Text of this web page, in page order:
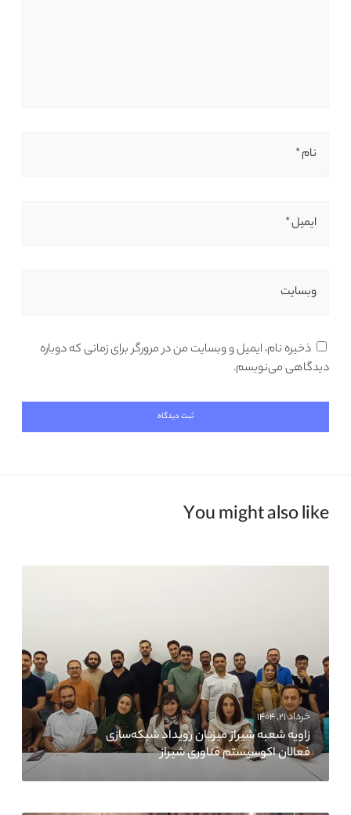
نام *
ایمیل *
وبسایت
ذخیره نام، ایمیل و وبسایت من در مرورگر برای زمانی که دوباره
دیدگاهی می‌نویسم.
You might also like
خرداد ۲۱, ۱۴۰۴
زاویه شعبه شیراز میزبان رویداد شبکه‌سازی
فعالان اکوسیستم فناوری شیراز